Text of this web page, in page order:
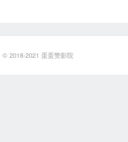
© 2018-2021 蛋蛋赞影院